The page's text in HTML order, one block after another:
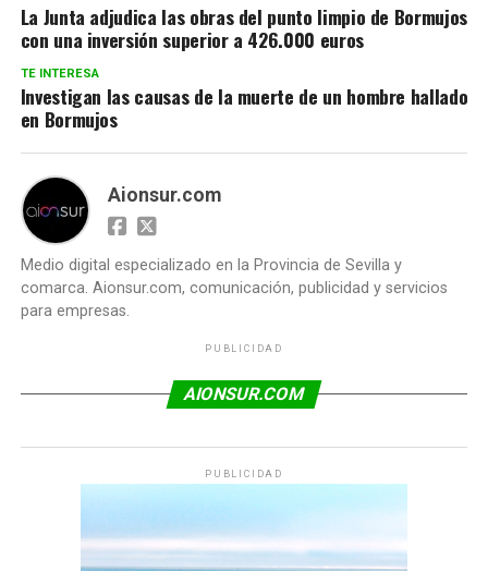
La Junta adjudica las obras del punto limpio de Bormujos
con una inversión superior a 426.000 euros
TE INTERESA
Investigan las causas de la muerte de un hombre hallado
en Bormujos
Aionsur.com
Medio digital especializado en la Provincia de Sevilla y
comarca. Aionsur.com, comunicación, publicidad y servicios
para empresas.
PUBLICIDAD
AIONSUR.COM
PUBLICIDAD